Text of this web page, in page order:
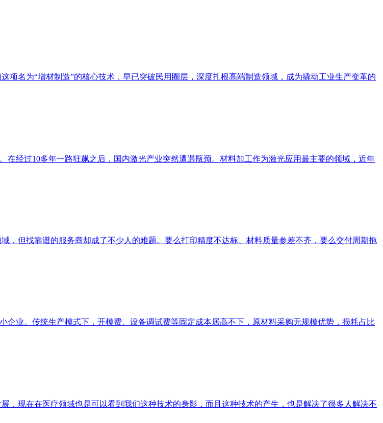
项名为“增材制造”的核心技术，早已突破民用圈层，深度扎根高端制造领域，成为撬动工业生产变革的
经过10多年一路狂飙之后，国内激光产业突然遭遇瓶颈。材料加工作为激光应用最主要的领域，近年
，但找靠谱的服务商却成了不少人的难题。要么打印精度不达标、材料质量参差不齐，要么交付周期拖
业。传统生产模式下，开模费、设备调试费等固定成本居高不下，原材料采购无规模优势，损耗占比
，现在在医疗领域也是可以看到我们这种技术的身影，而且这种技术的产生，也是解决了很多人解决不